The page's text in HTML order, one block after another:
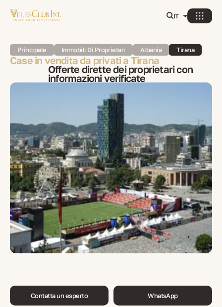
IT
Principale Immobili Di Proprietari Albania Tirana
Case in vendita da privati a Tirana
Offerte dirette dei proprietari con
informazioni verificate
Contatta un esperto WhatsApp